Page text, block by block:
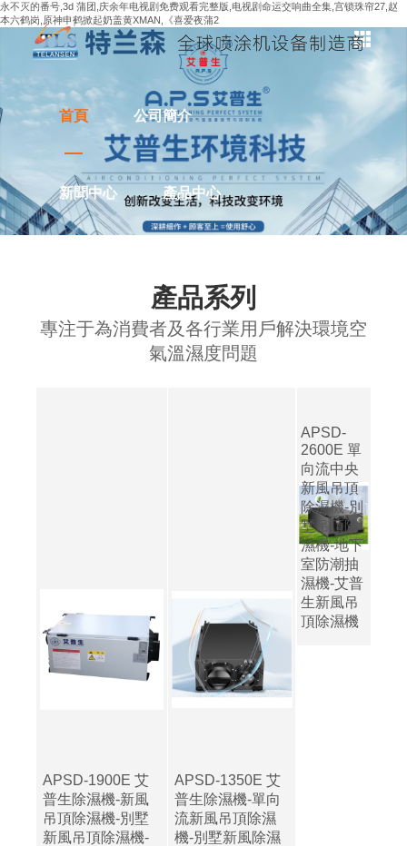
永不灭的番号,3d 蒲团,庆余年电视剧免费观看完整版,电视剧命运交响曲全集,宫锁珠帘27,赵
本六鹤岗,原神申鹤掀起奶盖黄XMAN,《喜爱夜蒲2
首頁 公司簡介
新聞中心 產品中心
產品系列
專注于為消費者及各行業用戶解決環境空
氣溫濕度問題
APSD-1900E 艾
普生除濕機-新風
吊頂除濕機-別墅
新風吊頂除濕機-
APSD-1350E 艾
普生除濕機-單向
流新風吊頂除濕
機-別墅新風除濕
APSD-
2600E 單
向流中央
新風吊頂
除濕機-別
墅吊頂除
濕機-地下
室防潮抽
濕機-艾普
生新風吊
頂除濕機